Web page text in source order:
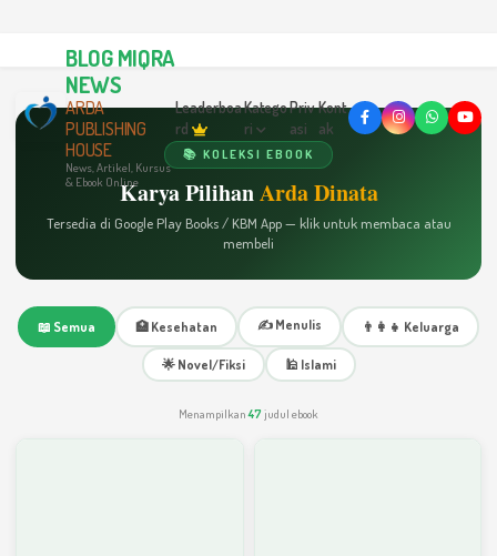
BLOG MIQRA
NEWS
ARDA
PUBLISHING
HOUSE
News, Artikel, Kursus
& Ebook Online
Leaderboa
rd
Katego
ri
Priv
asi
Kont
ak
📚 KOLEKSI EBOOK
Karya PilihanArda Dinata
Tersedia di Google Play Books / KBM App — klik untuk membaca atau
membeli
📖 Semua 🏥 Kesehatan ✍️ Menulis 👨‍👩‍👧 Keluarga
🌟 Novel/Fiksi 🕌 Islami
Menampilkan47 judul ebook